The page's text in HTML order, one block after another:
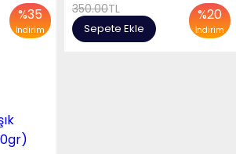
%35
İndirim
%20
İndirim
350.00TL
Sepete Ekle